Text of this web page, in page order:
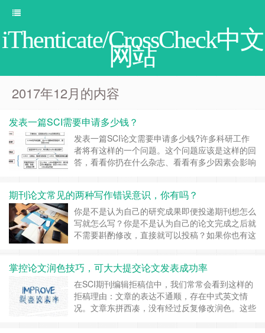
iThenticate/CrossCheck中文
网站
2017年12月的内容
发表一篇SCI需要申请多少钱？
发表一篇SCI论文需要申请多少钱?许多科研工作
者将有这样的一个问题。这个问题应该是这样的回
答，看看你扔在什么杂志、看看有多少因素会影响
细算规划的，拿多少钱，能发多高分数的SCI，这
个要了然于胸的，就像过日子要知道柴米油盐酱醋
茶的价格一样。 接下来，我们通过一个例子来全
面剖……继续阅读 »
期刊论文常见的两种写作错误意识，你有吗？
你是不是认为自己的研究成果即便投递期刊想怎么
写就怎么写？你是不是认为自己的论文完成之后就
不需要斟酌修改，直接就可以投稿？如果你也有这
就怎么写？往往这类文章在没送审之前就被期刊编
辑以不符合期刊规定而早早拒稿。对此，我们应该
在写作稿件的时候详细阅读期刊的投稿……继续阅
读 »
掌控论文润色技巧，可大大提交论文发表成功率
在SCI期刊编辑拒稿信中，我们常常会看到这样的
拒稿理由：文章的表达不通顺，存在中式英文情
况。文章东拼西凑，没有经过反复修改润色。这些